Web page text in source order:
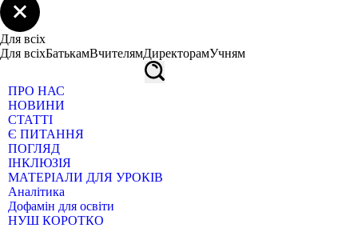
Для всіх
Для всіхБатькамВчителямДиректорамУчням
ПРО НАС
НОВИНИ
СТАТТІ
Є ПИТАННЯ
ПОГЛЯД
ІНКЛЮЗІЯ
МАТЕРІАЛИ ДЛЯ УРОКІВ
Аналітика
Дофамін для освіти
НУШ КОРОТКО